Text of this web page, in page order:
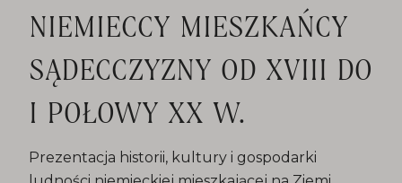
NIEMIECCY MIESZKAŃCY
SĄDECCZYZNY OD XVIII DO
I POŁOWY XX W.
Prezentacja historii, kultury i gospodarki